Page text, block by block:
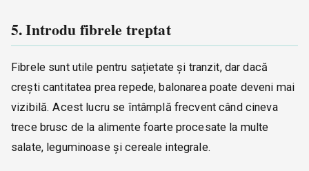
5. Introdu fibrele treptat
Fibrele sunt utile pentru sațietate și tranzit, dar dacă
crești cantitatea prea repede, balonarea poate deveni mai
vizibilă. Acest lucru se întâmplă frecvent când cineva
trece brusc de la alimente foarte procesate la multe
salate, leguminoase și cereale integrale.